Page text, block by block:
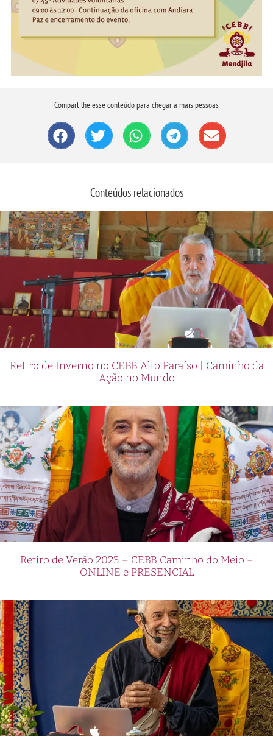
Compartilhe esse conteúdo para chegar a mais pessoas
Conteúdos relacionados
Retiro de Inverno no CEBB Alto Paraíso | Caminho da
Ação no Mundo
Retiro de Verão 2023 – CEBB Caminho do Meio –
ONLINE e PRESENCIAL